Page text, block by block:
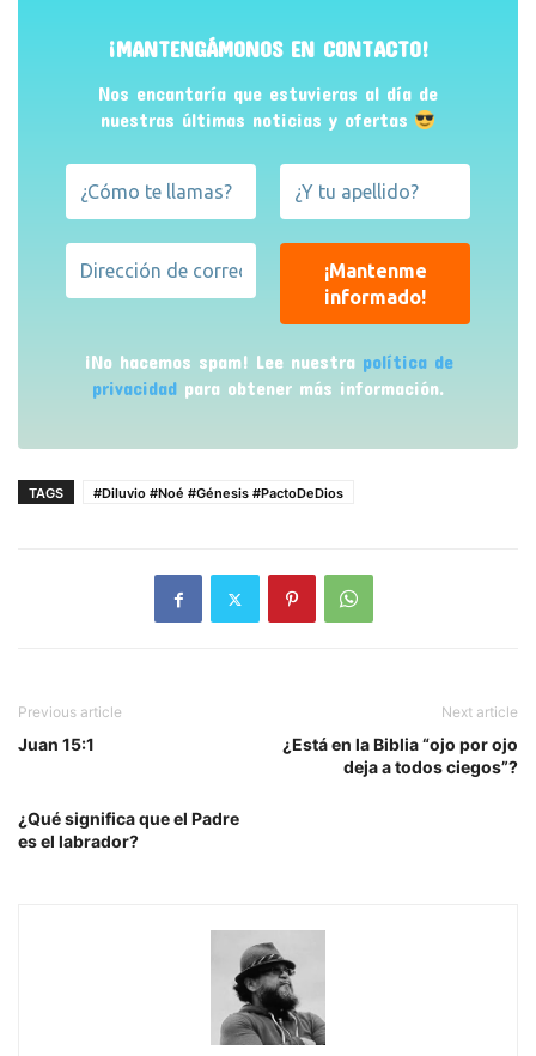
¡MANTENGÁMONOS EN CONTACTO!
Nos encantaría que estuvieras al día de
nuestras últimas noticias y ofertas
¡No hacemos spam! Lee nuestra política de
privacidad para obtener más información.
TAGS #Diluvio #Noé #Génesis #PactoDeDios
Previous article
Juan 15:1
¿Qué significa que el Padre
es el labrador?
Next article
¿Está en la Biblia “ojo por ojo
deja a todos ciegos”?